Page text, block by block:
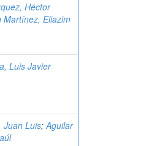
Héctor
Martínez, Eliazim
Luis Javier
Juan Luis;Aguilar